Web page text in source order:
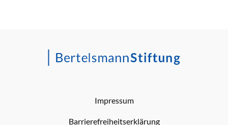
Impressum
Barrierefreiheitserklärung